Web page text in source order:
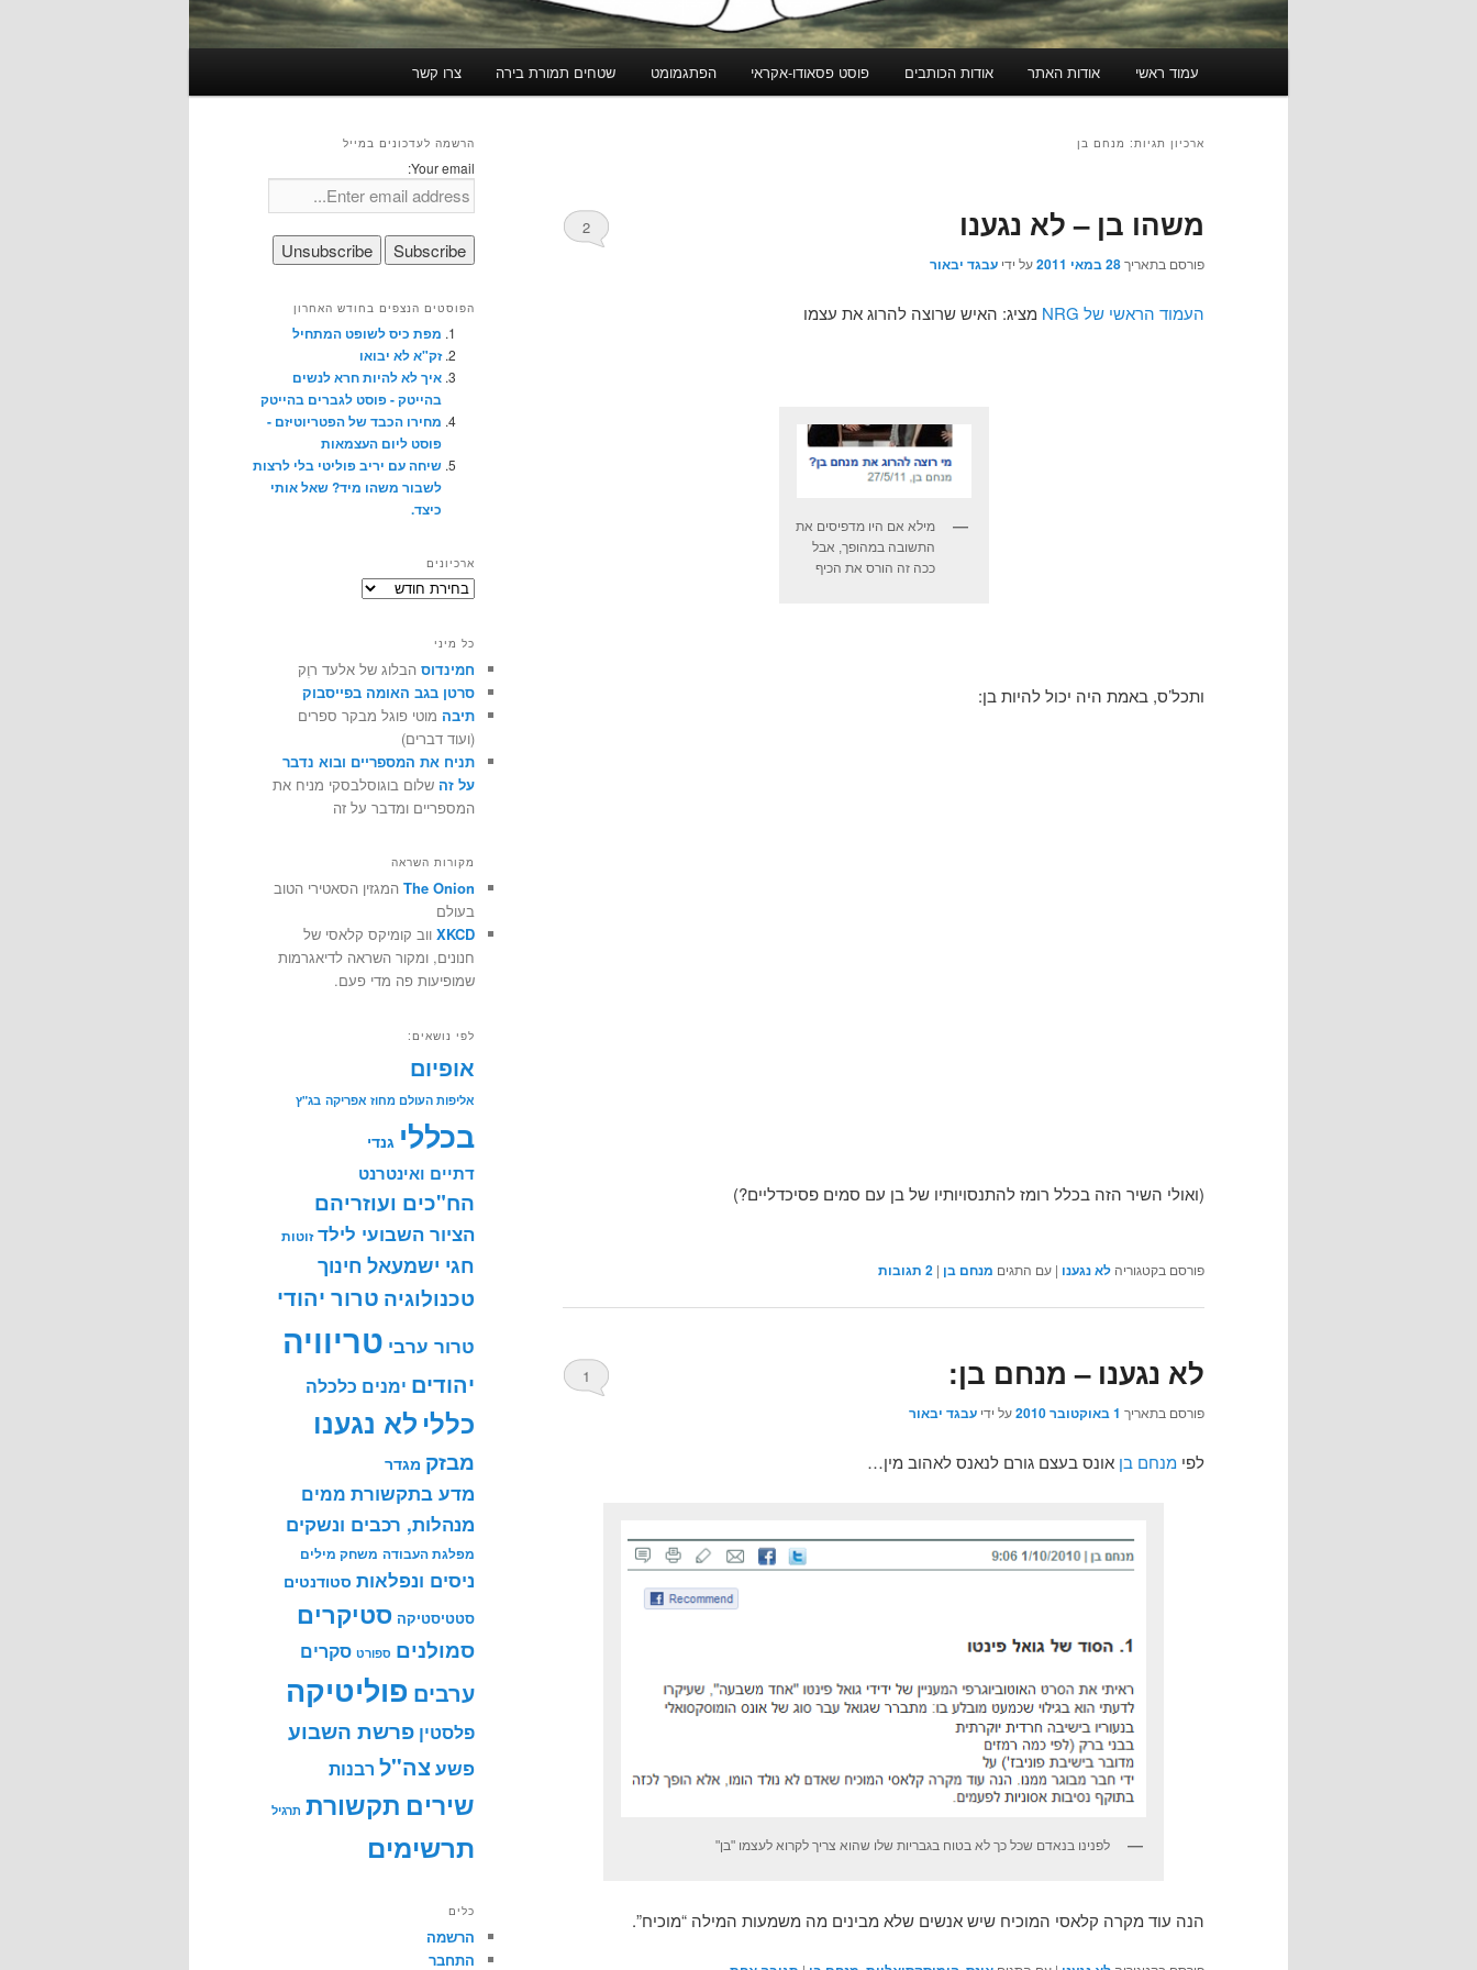
עמוד ראשי אודות האתר אודות הכותבים פוסט פסאודו-אקראי הפתגמומט שטחים תמורת בירה צרו קשר
ארכיון תגיות: מנחם בן
משהו בן – לא נגענו
פורסם בתאריך28 במאי 2011 על ידי עבגד יבאור
2
העמוד הראשי של NRG מציג: האיש שרוצה להרוג את עצמו
מילא אם היו מדפיסים את
התשובה במהופך, אבל
ככה זה הורס את הכיף
ותכל’ס, באמת היה יכול להיות בן:
(ואולי השיר הזה בכלל רומז להתנסויותיו של בן עם סמים פסיכדליים?)
פורסם בקטגוריה לא נגענו | עם התגים מנחם בן |
2 תגובות
לא נגענו – מנחם בן:
פורסם בתאריך 1 באוקטובר 2010 על ידי עבגד יבאור
1
לפי מנחם בן אונס בעצם גורם לנאנס לאהוב מין…
לפנינו בנאדם שכל כך לא בטוח בגבריות שלו שהוא צריך לקרוא לעצמו "בן"
הנה עוד מקרה קלאסי המוכיח שיש אנשים שלא מבינים מה משמעות המילה “מוכיח”.
הרשמה לעדכונים במייל
Your email:
הפוסטים הנצפים בחודש האחרון
מפת כיס לשופט המתחיל
זק"א לא יבואו
איך לא להיות חרא לנשים
בהייטק - פוסט לגברים בהייטק
מחירו הכבד של הפטריוטיזם -
פוסט ליום העצמאות
שיחה עם יריב פוליטי בלי לרצות
לשבור משהו מיד? שאל אותי
כיצד.
ארכיונים
ארכיונים
כל מיני
חמינדוס הבלוג של אלעד רוֶק
סרטן בגב האומה בפייסבוק
תיבה מוטי פוגל מבקר ספרים
(ועוד דברים)
תניח את המספריים ובוא נדבר
על זה שלום בוגוסלבסקי מניח את
המספריים ומדבר על זה
מקורות השראה
The Onion המגזין הסאטירי הטוב
בעולם
XKCD ווב קומיקס קלאסי של
חנונים, ומקור השראה לדיאגרמות
שמופיעות פה מדי פעם.
לפי נושאים:
אופיום
אליפות העולם מחוז אפריקה בג"ץ
בכללי גנדי
דתיים ואינטרנט
הח"כים ועוזריהם
הציור השבועי לילד זוטות
חגי ישמעאל חינוך
טכנולוגיה טרור יהודי
טרור ערבי טריוויה
יהודים ימנים כלכלה
כללי לא נגענו
מבזק מגדר
מדע בתקשורת ממים
מנהלות, רכבים ונשקים
מפלגת העבודה משחק מילים
ניסים ונפלאות סטודנטים
סטטיסטיקה סטיקרים
סמולנים ספורט סקרים
ערבים פוליטיקה
פלסטין פרשת השבוע
פשעצה"ל רבנות
שירים תקשורת תרגיל
תרשימים
כלים
הרשמה
התחבר